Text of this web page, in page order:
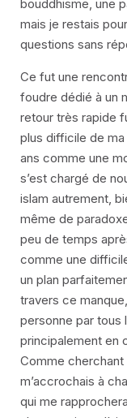
bouddhisme, une
mais je restais
questions sans
Ce fut une
foudre dédié à un
retour très rapide
plus difficile de
ans comme une
s’est chargé de
islam autrement,
même de
peu de temps
comme une
un plan
travers ce
personne par tous
principalement en
Comme cherchant
m’accrochais à
qui me